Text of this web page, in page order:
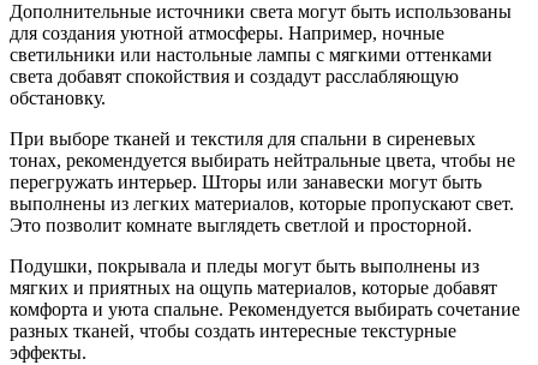
Дополнительные источники света могут быть использованы
для создания уютной атмосферы. Например, ночные
светильники или настольные лампы с мягкими оттенками
света добавят спокойствия и создадут расслабляющую
обстановку.
При выборе тканей и текстиля для спальни в сиреневых
тонах, рекомендуется выбирать нейтральные цвета, чтобы не
перегружать интерьер. Шторы или занавески могут быть
выполнены из легких материалов, которые пропускают свет.
Это позволит комнате выглядеть светлой и просторной.
Подушки, покрывала и пледы могут быть выполнены из
мягких и приятных на ощупь материалов, которые добавят
комфорта и уюта спальне. Рекомендуется выбирать сочетание
разных тканей, чтобы создать интересные текстурные
эффекты.